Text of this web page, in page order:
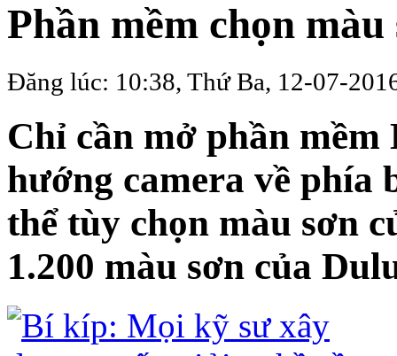
Phần mềm chọn
Đăng lúc: 10:38, Thứ Ba, 12-07-
Chỉ cần mở phần
hướng camera về phía
thể tùy chọn màu sơn
1.200 màu sơn của